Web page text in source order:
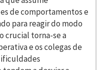
de comportamentos e
para reagir do modo
crucial torna-se a
e os colegas de